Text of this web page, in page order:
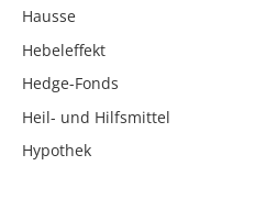
Hausse
Hebeleffekt
Hedge-Fonds
Heil- und Hilfsmittel
Hypothek